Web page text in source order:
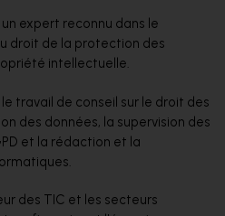
expert reconnu dans le
droit de la protection des
intellectuelle.
travail de conseil sur le droit des
des données, la supervision des
et la rédaction et la
des TIC et les secteurs